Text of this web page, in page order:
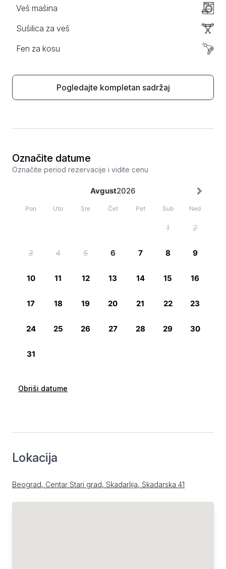
Veš mašina
Sušilica za veš
Fen za kosu
Pogledajte kompletan sadržaj
Označite datume
Označite period rezervacije i vidite cenu
Obriši datume
Lokacija
Beograd, Centar Stari grad, Skadarlija, Skadarska 41